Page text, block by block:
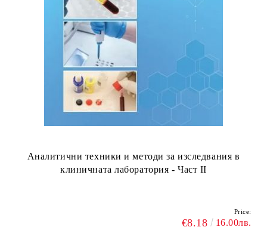
Аналитични техники и методи за изследвания в
клиничната лаборатория - Част II
Price:
€8.18 16.00лв.